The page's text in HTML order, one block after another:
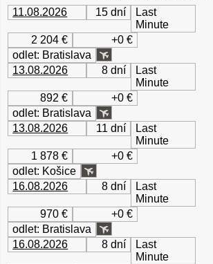
11.08.2026
15 dní
Last
Minute
2 204 €
+0 €
odlet: Bratislava
13.08.2026
8 dní
Last
Minute
892 €
+0 €
odlet: Bratislava
13.08.2026
11 dní
Last
Minute
1 878 €
+0 €
odlet: Košice
16.08.2026
8 dní
Last
Minute
970 €
+0 €
odlet: Bratislava
16.08.2026
8 dní
Last
Minute